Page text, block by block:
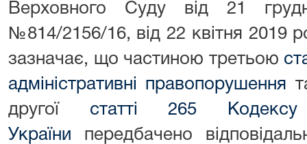
Верховного Суду від 21
№814/2156/16, від 22 квітня 2019
зазначає, що частиною третьою
адміністративні правопорушення
другої статті 265
України передбачено